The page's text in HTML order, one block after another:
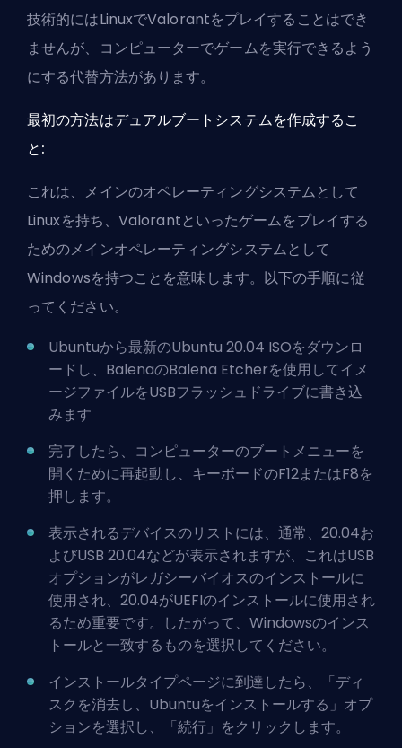
技術的にはLinuxでValorantをプレイすることはでき
ませんが、コンピューターでゲームを実行できるよう
にする代替方法があります。
最初の方法はデュアルブートシステムを作成するこ
と:
これは、メインのオペレーティングシステムとして
Linuxを持ち、Valorantといったゲームをプレイする
ためのメインオペレーティングシステムとして
Windowsを持つことを意味します。以下の手順に従
ってください。
Ubuntuから最新のUbuntu 20.04 ISOをダウンロ
ードし、 BalenaのBalena Etcherを使用してイメ
ージファイルをUSBフラッシュドライブに書き込
みます
完了したら、コンピューターのブートメニューを
開くために再起動し、キーボードのF12またはF8を
押します。
表示されるデバイスのリストには、通常、20.04お
よびUSB 20.04などが表示されますが、これはUSB
オプションがレガシーバイオスのインストールに
使用され、20.04がUEFIのインストールに使用され
るため重要です。したがって、Windowsのインス
トールと一致するものを選択してください。
インストールタイプページに到達したら、「ディ
スクを消去し、Ubuntuをインストールする」オプ
ションを選択し、「続行」をクリックします。